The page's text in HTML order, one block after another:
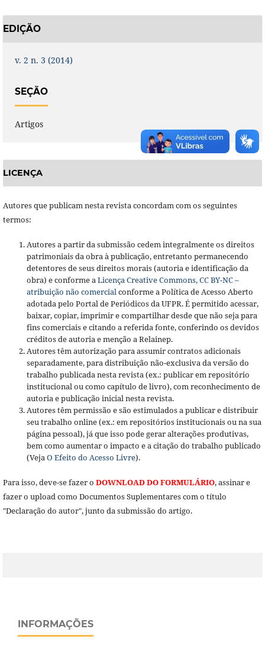
EDIÇÃO
v. 2 n. 3 (2014)
SEÇÃO
Artigos
LICENÇA
Autores que publicam nesta revista concordam com os seguintes
termos:
Autores a partir da submissão cedem integralmente os direitos
patrimoniais da obra à publicação, entretanto permanecendo
detentores de seus direitos morais (autoria e identificação da
obra) e conforme aLicença Creative Commons, CC BY-NC –
atribuição não comercialconforme a Política de Acesso Aberto
adotada pelo Portal de Periódicos da UFPR. É permitido acessar,
baixar, copiar, imprimir e compartilhar desde que não seja para
fins comerciais e citando a referida fonte, conferindo os devidos
créditos de autoria e menção a Relainep.
Autores têm autorização para assumir contratos adicionais
separadamente, para distribuição não-exclusiva da versão do
trabalho publicada nesta revista (ex.: publicar em repositório
institucional ou como capítulo de livro), com reconhecimento de
autoria e publicação inicial nesta revista.
Autores têm permissão e são estimulados a publicar e distribuir
seu trabalho online (ex.: em repositórios institucionais ou na sua
página pessoal), já que isso pode gerar alterações produtivas,
bem como aumentar o impacto e a citação do trabalho publicado
(VejaO Efeito do Acesso Livre).
Para isso, deve-se fazer o DOWNLOAD DO FORMULÁRIO, assinar e
fazer o upload como Documentos Suplementares com o título
"Declaração do autor", junto da submissão do artigo.
INFORMAÇÕES